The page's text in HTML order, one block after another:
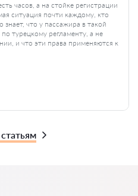
часов, а на стойке регистрации
ситуация почти каждому, кто
что у пассажира в такой
турецкому регламенту, а не
и что эти права применяются к